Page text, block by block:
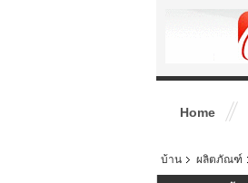
Home
บ้าน ผลิตภัณฑ์